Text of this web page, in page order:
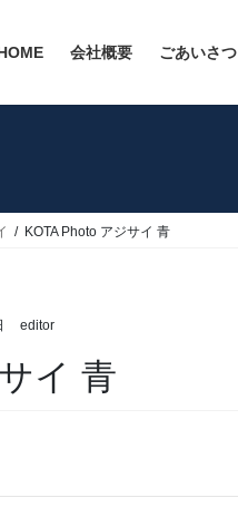
会社概要 ごあいさつ
KOTA Photo アジサイ 青
editor
イ 青